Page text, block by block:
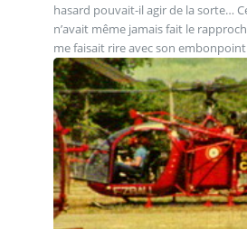
hasard pouvait-il agir de la sorte…
n’avait même jamais fait le
me faisait rire avec son embonpoint